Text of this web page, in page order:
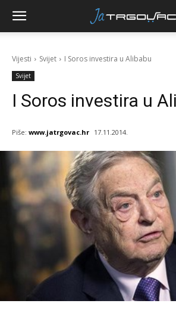
Vijesti Svijet I Soros investira u Alibabu
Svijet
I Soros investira u
Piše: www.jatrgovac.hr 17.11.2014.